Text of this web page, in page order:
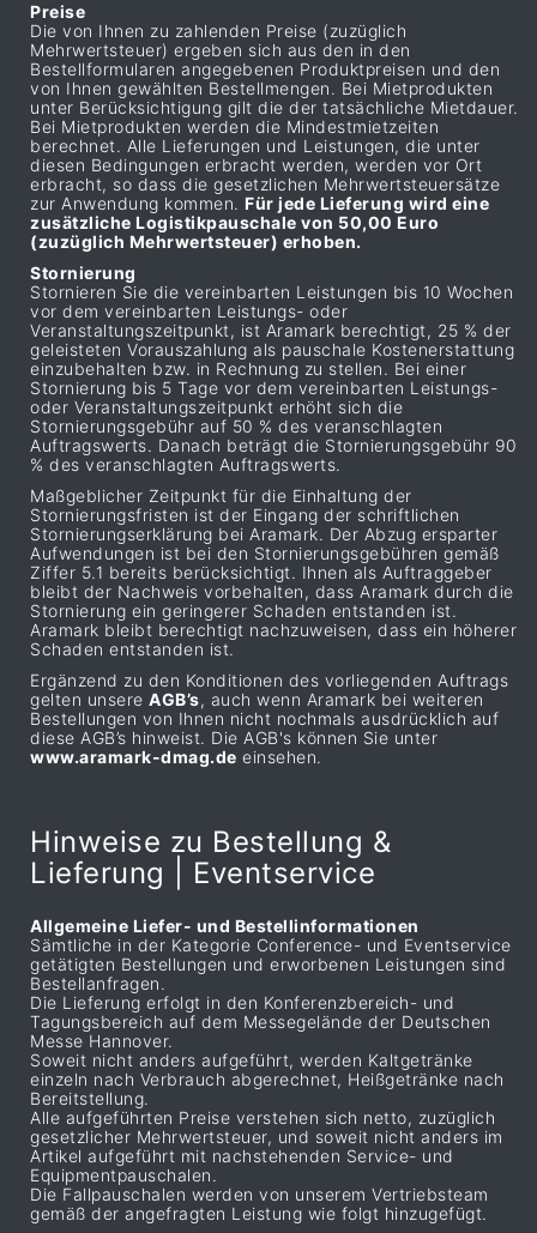
Preise
Die von Ihnen zu zahlenden Preise (zuzüglich
Mehrwertsteuer) ergeben sich aus den in den
Bestellformularen angegebenen Produktpreisen und den
von Ihnen gewählten Bestellmengen. Bei Mietprodukten
unter Berücksichtigung gilt die der tatsächliche Mietdauer.
Bei Mietprodukten werden die Mindestmietzeiten
berechnet. Alle Lieferungen und Leistungen, die unter
diesen Bedingungen erbracht werden, werden vor Ort
erbracht, so dass die gesetzlichen Mehrwertsteuersätze
zur Anwendung kommen. Für jede Lieferung wird eine
zusätzliche Logistikpauschale von 50,00 Euro
(zuzüglich Mehrwertsteuer) erhoben.
Stornierung
Stornieren Sie die vereinbarten Leistungen bis 10 Wochen
vor dem vereinbarten Leistungs- oder
Veranstaltungszeitpunkt, ist Aramark berechtigt, 25 % der
geleisteten Vorauszahlung als pauschale Kostenerstattung
einzubehalten bzw. in Rechnung zu stellen. Bei einer
Stornierung bis 5 Tage vor dem vereinbarten Leistungs-
oder Veranstaltungszeitpunkt erhöht sich die
Stornierungsgebühr auf 50 % des veranschlagten
Auftragswerts. Danach beträgt die Stornierungsgebühr 90
% des veranschlagten Auftragswerts.
Maßgeblicher Zeitpunkt für die Einhaltung der
Stornierungsfristen ist der Eingang der schriftlichen
Stornierungserklärung bei Aramark. Der Abzug ersparter
Aufwendungen ist bei den Stornierungsgebühren gemäß
Ziffer 5.1 bereits berücksichtigt. Ihnen als Auftraggeber
bleibt der Nachweis vorbehalten, dass Aramark durch die
Stornierung ein geringerer Schaden entstanden ist.
Aramark bleibt berechtigt nachzuweisen, dass ein höherer
Schaden entstanden ist.
Ergänzend zu den Konditionen des vorliegenden Auftrags
gelten unsere AGB’s, auch wenn Aramark bei weiteren
Bestellungen von Ihnen nicht nochmals ausdrücklich auf
diese AGB’s hinweist. Die AGB's können Sie unter
www.aramark-dmag.de einsehen.
Hinweise zu Bestellung &
Lieferung | Eventservice
Allgemeine Liefer- und Bestellinformationen
Sämtliche in der Kategorie Conference- und Eventservice
getätigten Bestellungen und erworbenen Leistungen sind
Bestellanfragen.
Die Lieferung erfolgt in den Konferenzbereich- und
Tagungsbereich auf dem Messegelände der Deutschen
Messe Hannover.
Soweit nicht anders aufgeführt, werden Kaltgetränke
einzeln nach Verbrauch abgerechnet, Heißgetränke nach
Bereitstellung.
Alle aufgeführten Preise verstehen sich netto, zuzüglich
gesetzlicher Mehrwertsteuer, und soweit nicht anders im
Artikel aufgeführt mit nachstehenden Service- und
Equipmentpauschalen.
Die Fallpauschalen werden von unserem Vertriebsteam
gemäß der angefragten Leistung wie folgt hinzugefügt.